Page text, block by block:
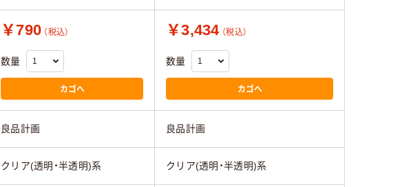
￥790 （税込）
数量
カゴへ
￥3,434 （税込）
数量
カゴへ
良品計画 良品計画
クリア(透明・半透明)系 クリア(透明・半透明)系